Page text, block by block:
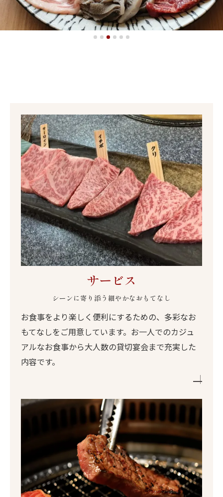
サービス
シーンに寄り添う細やかなおもてなし
お食事をより楽しく便利にするための、多彩なお
もてなしをご用意しています。お一人でのカジュ
アルなお食事から大人数の貸切宴会まで充実した
内容です。